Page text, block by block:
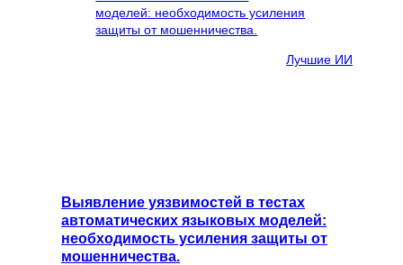
Лучшие ИИ
Выявление уязвимостей в тестах
автоматических языковых моделей:
необходимость усиления защиты от
мошенничества.